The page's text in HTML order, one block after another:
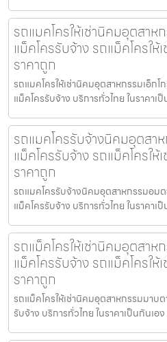
รถแมคโครให้เช่านิคมอุตสาห
แม็คโครรับจ้าง รถแม็คโครใ
ราคาถูก
รถแมคโครให้เช่านิคมอุตสาหกรรมเอ็กโ
แม็คโครรับจ้าง บริการทั่วไทย ในราคา
รถแมคโครรับจ้างนิคมอุตสา
แม็คโครรับจ้าง รถแม็คโครใ
ราคาถูก
รถแมคโครรับจ้างนิคมอุตสาหกรรมอมต
แม็คโครรับจ้าง บริการทั่วไทย ในราคา
รถแม็คโครให้เช่านิคมอุตสา
แม็คโครรับจ้าง รถแม็คโครใ
ราคาถูก
รถแม็คโครให้เช่านิคมอุตสาหกรรมมาบ
รับจ้าง บริการทั่วไทย ในราคาเป็นกันเ